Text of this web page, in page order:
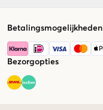
Betalingsmogelijkheden
Bezorgopties